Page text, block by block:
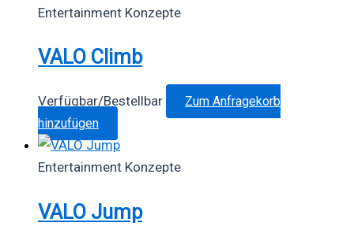
Entertainment Konzepte
VALO Climb
Verfügbar/Bestellbar
Zum Anfragekorb
hinzufügen
Entertainment Konzepte
VALO Jump